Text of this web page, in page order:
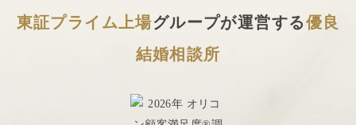
東証プライム上場グループが運営する優良
結婚相談所